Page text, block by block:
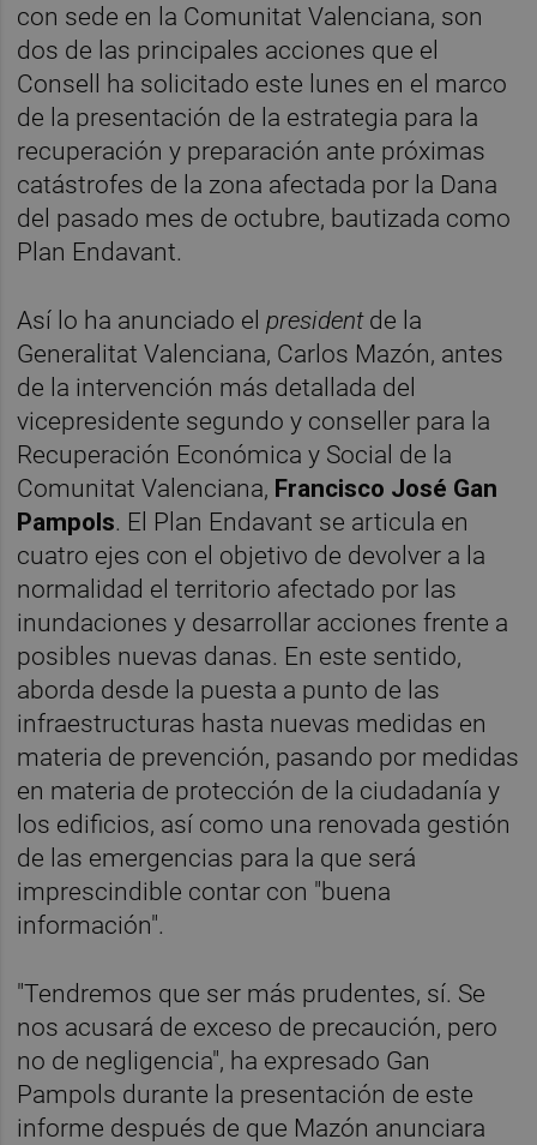
con sede en la Comunitat Valenciana, son
dos de las principales acciones que el
Consell ha solicitado este lunes en el marco
de la presentación de la estrategia para la
recuperación y preparación ante próximas
catástrofes de la zona afectada por la Dana
del pasado mes de octubre, bautizada como
Plan Endavant.
Así lo ha anunciado elpresidentde la
Generalitat Valenciana, Carlos Mazón, antes
de la intervención más detallada del
vicepresidente segundo y conseller para la
Recuperación Económica y Social de la
Comunitat Valenciana, Francisco José Gan
Pampols. El Plan Endavant se articula en
cuatro ejes con el objetivo de devolver a la
normalidad el territorio afectado por las
inundaciones y desarrollar acciones frente a
posibles nuevas danas. En este sentido,
aborda desde la puesta a punto de las
infraestructuras hasta nuevas medidas en
materia de prevención, pasando por medidas
en materia de protección de la ciudadanía y
los edificios, así como una renovada gestión
de las emergencias para la que será
imprescindible contar con "buena
información".
"Tendremos que ser más prudentes, sí. Se
nos acusará de exceso de precaución, pero
no de negligencia", ha expresado Gan
Pampols durante la presentación de este
informe después de que Mazón anunciara